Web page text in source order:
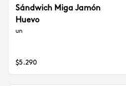
Sándwich Miga Jamón
Huevo
un
$5.290